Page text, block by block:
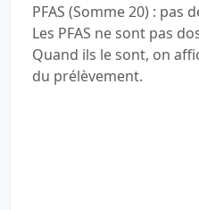
PFAS (Somme 20) : pas
Les PFAS ne sont pas
Quand ils le sont, on
du prélèvement.